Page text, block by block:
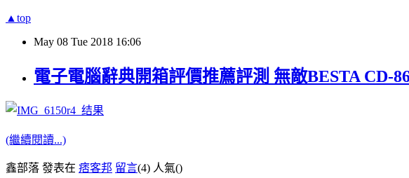
▲top
May 08 Tue 2018 16:06
電子電腦辭典開箱評價推薦評測 無敵BESTA CD-
(繼續閱讀...)
鑫部落 發表在 痞客邦 留言(4) 人氣()